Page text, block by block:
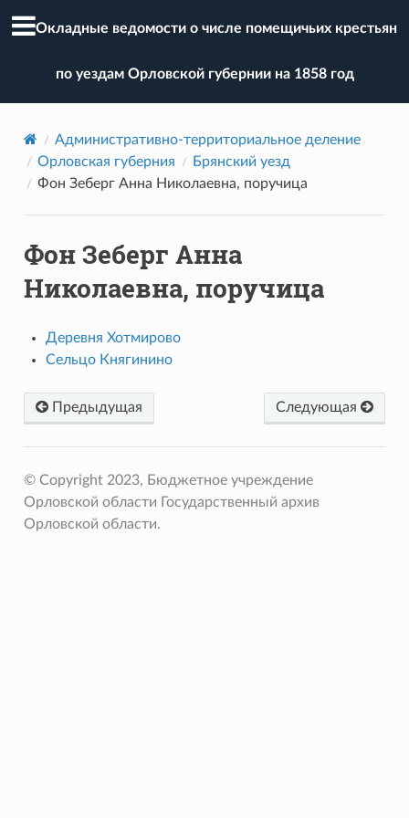
Окладные ведомости о числе помещичьих крестьян
по уездам Орловской губернии на 1858 год
Административно-территориальное деление
Орловская губерния
Брянский уезд
Фон Зеберг Анна Николаевна, поручица
Фон Зеберг Анна
Николаевна, поручица
Деревня Хотмирово
Сельцо Княгинино
Предыдущая Следующая
© Copyright 2023, Бюджетное учреждение
Орловской области Государственный архив
Орловской области.